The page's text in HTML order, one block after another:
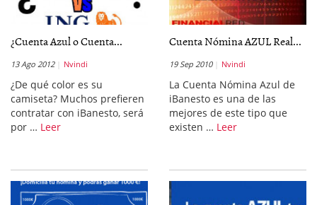
¿Cuenta Azul o Cuenta...
13 Ago 2012 Nvindi
¿De qué color es su
camiseta? Muchos prefieren
contratar con iBanesto, será
por … Leer
Cuenta Nómina AZUL Real...
19 Sep 2010 Nvindi
La Cuenta Nómina Azul de
iBanesto es una de las
mejores de este tipo que
existen … Leer